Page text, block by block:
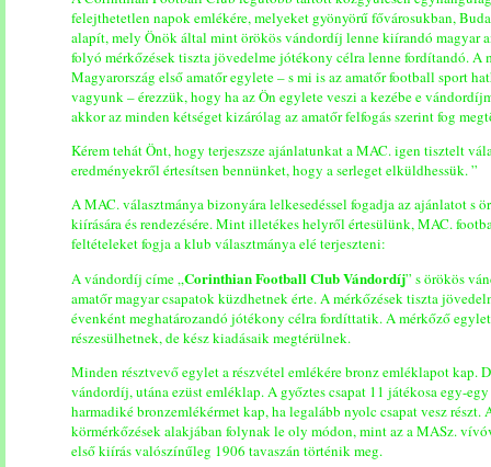
felejthetetlen napok emlékére, melyeket gyönyörű fővárosukban,
alapít, mely Önök által mint örökös vándordíj lenne kiírandó magyar
folyó mérkőzések tiszta jövedelme jótékony célra lenne fordítandó.
Magyarország első amatőr egylete – s mi is az amatőr football sport
vagyunk – érezzük, hogy ha az Ön egylete veszi a kezébe e
akkor az minden kétséget kizárólag az amatőr felfogás szerint fog
Kérem tehát Önt, hogy terjeszsze ajánlatunkat a MAC. igen tisztelt
eredményekről értesítsen bennünket, hogy a serleget elküldhessük. ”
A MAC. választmánya bizonyára lelkesedéssel fogadja az ajánlatot s
kiírására és rendezésére. Mint illetékes helyről értesülünk, MAC.
feltételeket fogja a klub választmánya elé terjeszteni:
A vándordíj címe „Corinthian Football Club Vándordíj” s örökös
amatőr magyar csapatok küzdhetnek érte. A mérkőzések tiszta
évenként meghatározandó jótékony célra fordíttatik. A mérkőző
részesülhetnek, de kész kiadásaik megtérülnek.
Minden résztvevő egylet a részvétel emlékére bronz emléklapot kap.
vándordíj, utána ezüst emléklap. A győztes csapat 11 játékosa egy-
harmadiké bronzemlékérmet kap, ha legalább nyolc csapat vesz részt.
körmérkőzések alakjában folynak le oly módon, mint az a MASz.
első kiírás valószínűleg 1906 tavaszán történik meg.